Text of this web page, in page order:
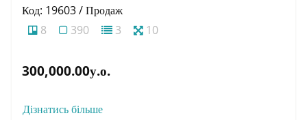
Код: 19603 / Продаж
8
390 3 10
300,000.00у.о.
Дізнатись більше